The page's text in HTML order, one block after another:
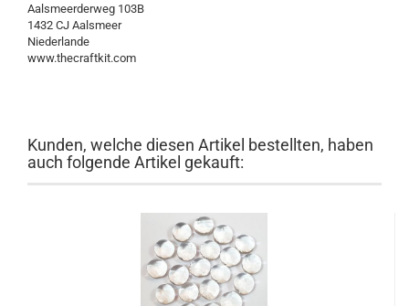
Aalsmeerderweg 103B
1432 CJ Aalsmeer
Niederlande
www.thecraftkit.com
Kunden, welche diesen Artikel bestellten, haben
auch folgende Artikel gekauft: